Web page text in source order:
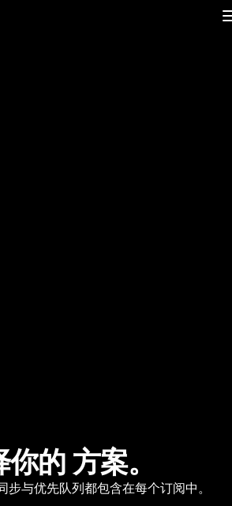
你的 方案。
步与优先队列都包含在每个订阅中。